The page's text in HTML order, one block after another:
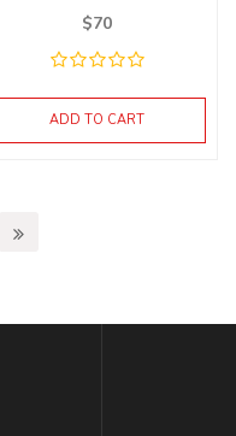
$70
ADD TO CART